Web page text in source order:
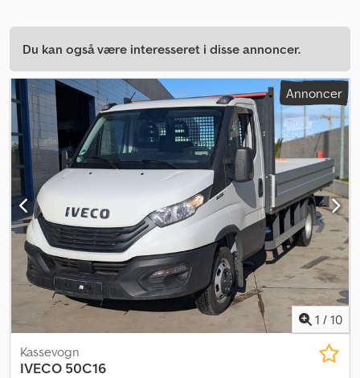
Du kan også være interesseret i disse annoncer.
Annoncer
1 / 10
Kassevogn
IVECO 50C16